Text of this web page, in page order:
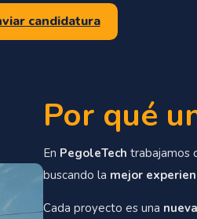
candidatura
Por qué
En PegoleTech trabajamos
buscando la mejor
Cada proyecto es una